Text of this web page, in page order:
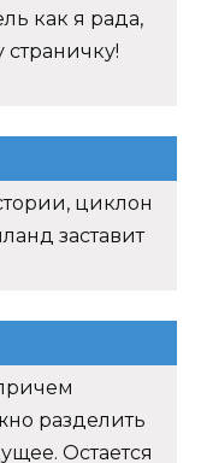
как я рада,
страничку!
циклон
заставит
разделить
Остается